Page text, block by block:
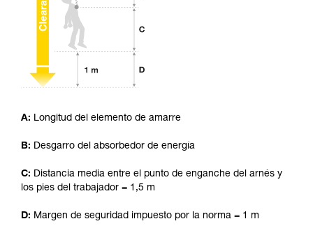
Damos ejemplos de técnicas relacionadas con
su actividad. Pueden existir otras que no
describimos aquí.
A: Longitud del elemento de amarre
B: Desgarro del absorbedor de energía
C: Distancia media entre el punto de enganche del arnés y
los pies del trabajador = 1,5 m
D: Margen de seguridad impuesto por la norma = 1 m